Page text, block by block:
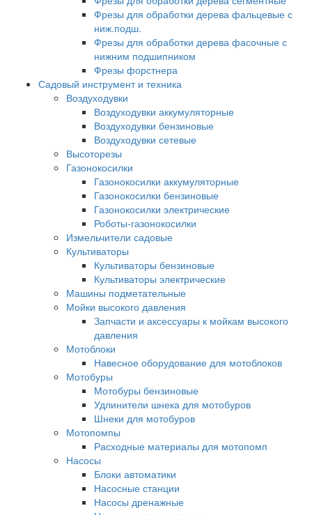
Фрезы для обработки дерева фальцевые с
ниж.подш.
Фрезы для обработки дерева фасочные с
нижним подшипником
Фрезы форстнера
Садовый инструмент и техника
Воздуходувки
Воздуходувки аккумуляторные
Воздуходувки бензиновые
Воздуходувки сетевые
Высоторезы
Газонокосилки
Газонокосилки аккумуляторные
Газонокосилки бензиновые
Газонокосилки электрические
Роботы-газонокосилки
Измельчители садовые
Культиваторы
Культиваторы бензиновые
Культиваторы электрические
Машины подметательные
Мойки высокого давления
Запчасти и аксессуары к мойкам высокого
давления
Мотоблоки
Навесное оборудование для мотоблоков
Мотобуры
Мотобуры бензиновые
Удлинители шнека для мотобуров
Шнеки для мотобуров
Мотопомпы
Расходные материалы для мотопомп
Насосы
Блоки автоматики
Насосные станции
Насосы дренажные